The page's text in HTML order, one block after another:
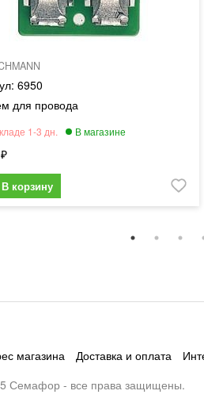
6950
для провода
магазина Доставка и оплата
Семафор - все права защищены.